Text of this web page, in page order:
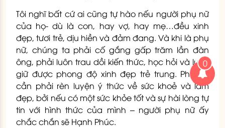
0
Tôi nghĩ bất cứ ai cũng tự hào nếu người phụ nữ
của họ- dù là con, hay vợ, hay mẹ…đều xinh
đẹp, tươi trẻ, dịu hiền và đảm đang. Và khi là phụ
nữ, chúng ta phải cố gắng gấp trăm lần đàn
ông, phải luôn trau dồi kiến thức, học hỏi và luôn
giữ được phong độ xinh đẹp trẻ trung. Phụ nữ
cần phải rèn luyện ý thức về sức khoẻ và làm
đẹp, bởi nếu có một sức khỏe tốt và sự hài lòng tự
tin với hình thức của mình – người phụ nữ ấy
chắc chắn sẽ Hạnh Phúc.